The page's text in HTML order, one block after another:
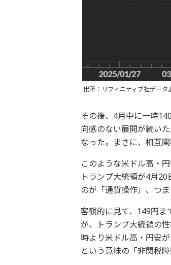
出所：リフィニティブ社デー
その後、4月中に一時
向感のない展開が続い
なった。まさに、相互
このような米ドル高・
トランプ大統領が4月
のが「通貨操作」、つ
客観的に見て、149円ま
が、トランプ大統領の
時より米ドル高・円安
という意味の「非関税